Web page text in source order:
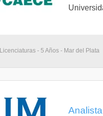
Licenciaturas - 5 Años - Mar del Plata